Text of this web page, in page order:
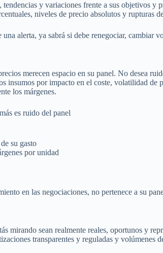
y variaciones frente a sus objetivos
niveles de precio absolutos y rupturas
alerta, ya sabrá si debe renegociar, cambiar
merecen espacio en su panel. No desea
por impacto en el coste, volatilidad
los márgenes.
es ruido del panel
su gasto
por unidad
en las negociaciones, no pertenece a su
mirando sean realmente reales, oportunos y
transparentes y reguladas y